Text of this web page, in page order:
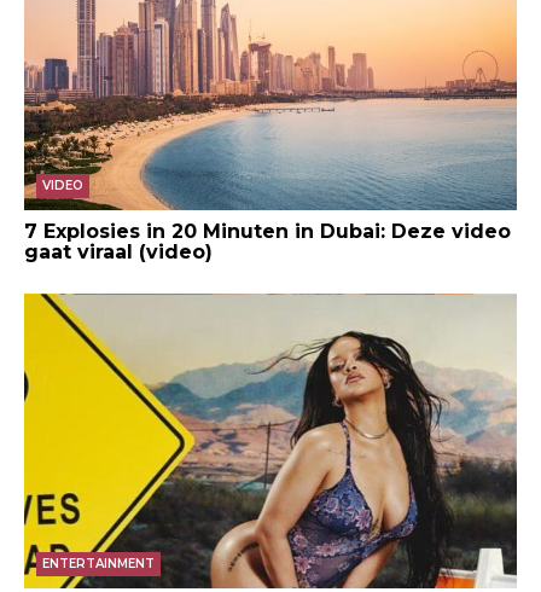
VIDEO
7 Explosies in 20 Minuten in Dubai: Deze video
gaat viraal (video)
ENTERTAINMENT